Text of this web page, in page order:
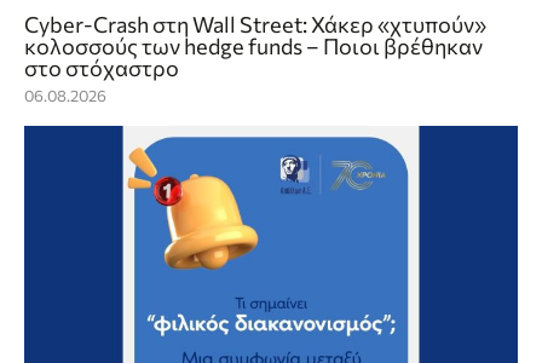
Cyber-Crash στη Wall Street: Χάκερ «χτυπούν»
κολοσσούς των hedge funds – Ποιοι βρέθηκαν
στο στόχαστρο
06.08.2026